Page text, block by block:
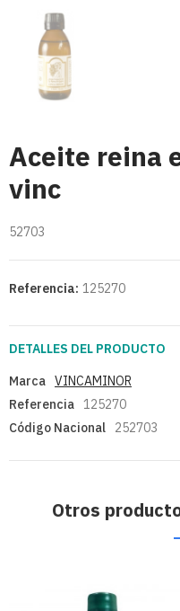
Aceite reina
vinc
52703
Referencia: 125270
DETALLES DEL PRODUCTO
Marca VINCAMINOR
Referencia 125270
Código Nacional
252703
Otros